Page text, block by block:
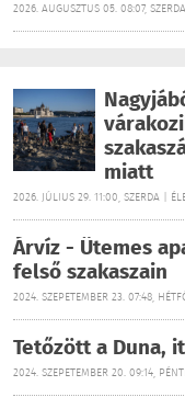
2026. AUGUSZTUS 05. 08:07,
miatt
2026. JÚLIUS 29. 11:00, SZERDA |
Árvíz - Ütemes
felső szakaszain
2024. SZEPETEMBER 23. 07:48,
Tetőzött a Duna,
2024. SZEPETEMBER 20. 09:14,